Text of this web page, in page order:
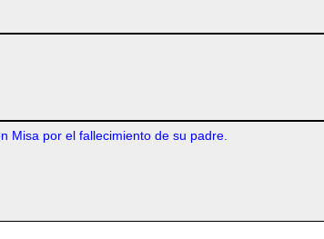
Misa por el fallecimiento de su padre.